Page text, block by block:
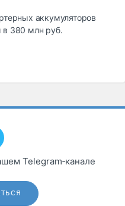
аккумуляторов
в 380 млн руб.
Telegram‑канале